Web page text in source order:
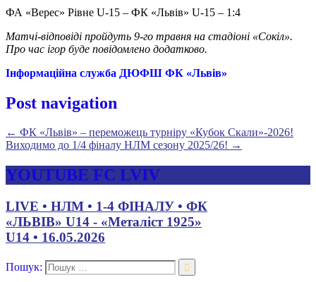
ФА «Верес» Рівне U-15 – ФК «Львів» U-15 – 1:4
Матчі-відповіді пройдуть 9-го травня на стадіоні «Сокіл».
Про час ігор буде повідомлено додатково.
Інформаційна служба ДЮФШ ФК «Львів»
Post navigation
← ФК «Львів» – переможець турніру «Кубок Скали»-2026!
Виходимо до 1/4 фіналу НЛМ сезону 2025/26! →
YOUTUBE FC LVIV
LIVE • НЛМ • 1-4 ФІНАЛУ • ФК
«ЛЬВІВ» U14 - «Металіст 1925»
U14 • 16.05.2026
Пошук: